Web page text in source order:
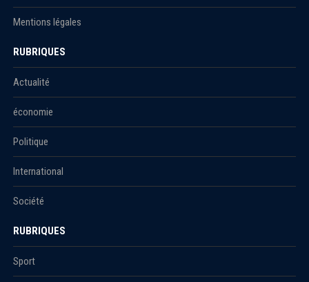
Mentions légales
RUBRIQUES
Actualité
économie
Politique
International
Société
RUBRIQUES
Sport